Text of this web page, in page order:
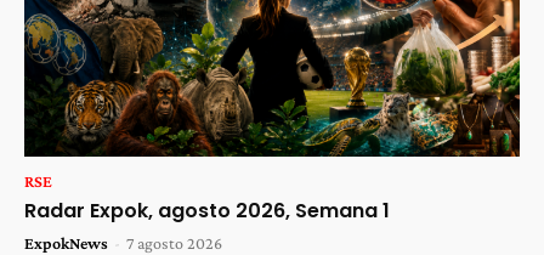
RSE
Radar Expok, agosto 2026, Semana 1
ExpokNews - 7 agosto 2026